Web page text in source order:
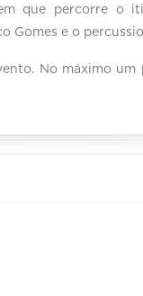
que percorre o
Gomes e o
No máximo um